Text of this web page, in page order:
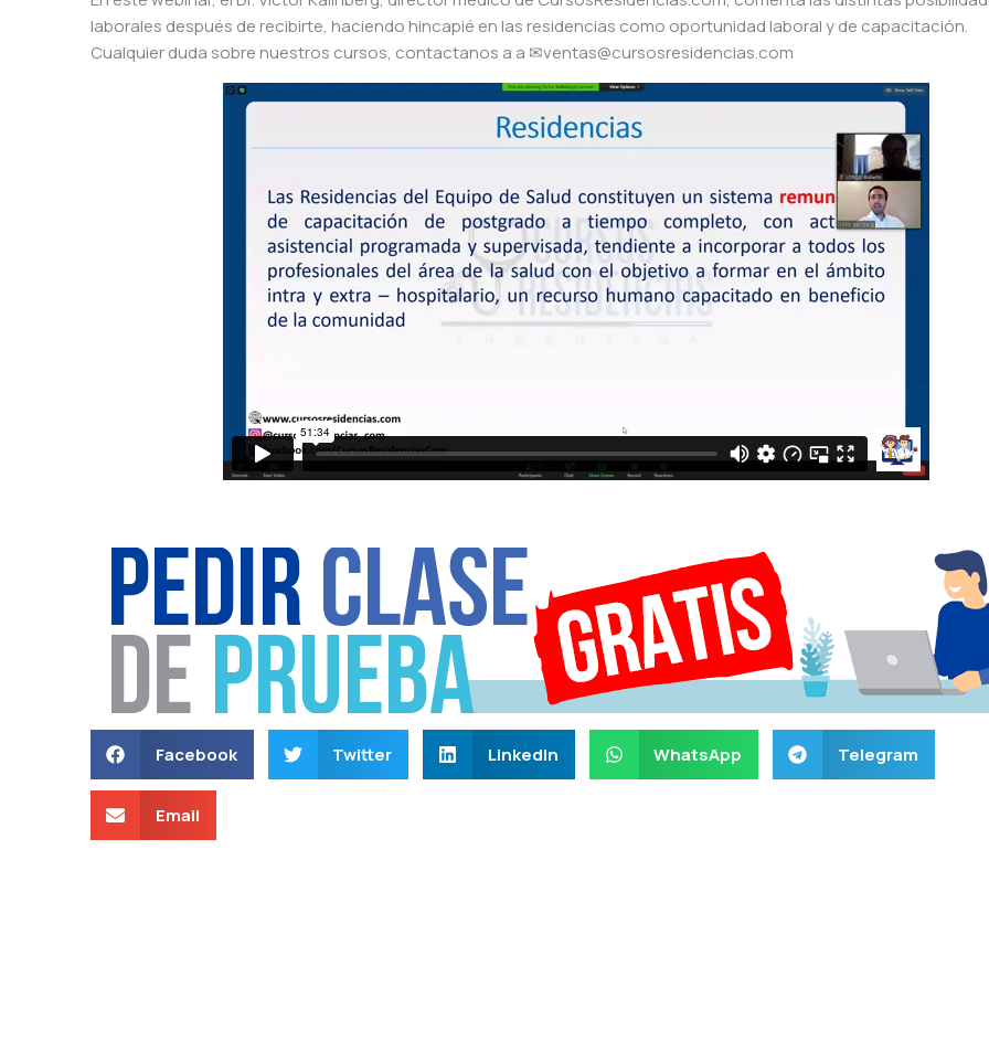
laborales después de recibirte, haciendo hincapié en las residencias como oportunidad laboral y de capacitación.
Cualquier duda sobre nuestros cursos, contactanos a a ✉ventas@cursosresidencias.com
Facebook Twitter LinkedIn WhatsApp Telegram
Email